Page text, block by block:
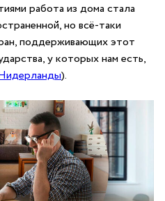
работа из дома стала
но всё-таки
поддерживающих этот
у которых нам есть,
).